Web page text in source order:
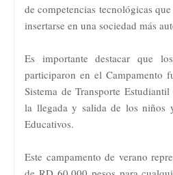
de competencias tecnológicas
insertarse en una sociedad más
Es importante destacar que
participaron en el Campamento
Sistema de Transporte
la llegada y salida de los niños
Educativos.
Este campamento de verano